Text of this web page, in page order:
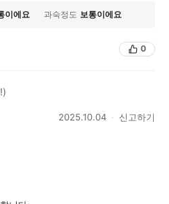
이에요 과숙정도 보통이에요
0
2025.10.04 신고하기